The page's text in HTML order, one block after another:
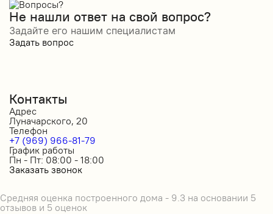
Не нашли ответ на свой вопрос?
Задайте его нашим специалистам
Задать вопрос
Контакты
Адрес
Луначарского, 20
Телефон
+7 (969) 966-81-79
График работы
Пн - Пт: 08:00 - 18:00
Заказать звонок
Средняя оценка построенного дома - 9.3 на основании 5
отзывов и 5 оценок